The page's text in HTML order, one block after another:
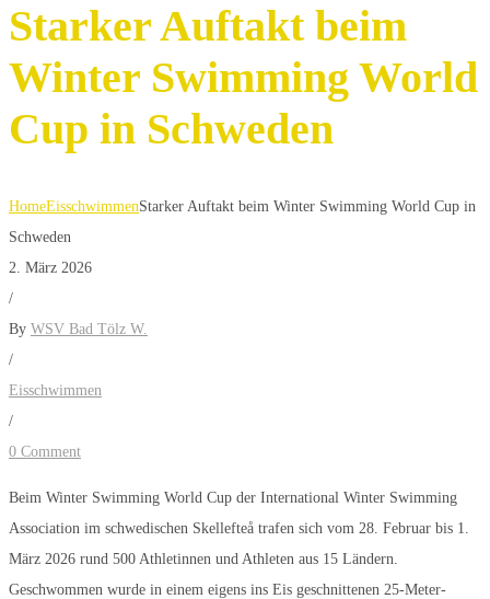
Starker Auftakt beim
Winter Swimming World
Cup in Schweden
HomeEisschwimmenStarker Auftakt beim Winter Swimming World Cup in
Schweden
2. März 2026
/
By WSV Bad Tölz W.
/
Eisschwimmen
/
0 Comment
Beim Winter Swimming World Cup der International Winter Swimming
Association im schwedischen Skellefteå trafen sich vom 28. Februar bis 1.
März 2026 rund 500 Athletinnen und Athleten aus 15 Ländern.
Geschwommen wurde in einem eigens ins Eis geschnittenen 25-Meter-